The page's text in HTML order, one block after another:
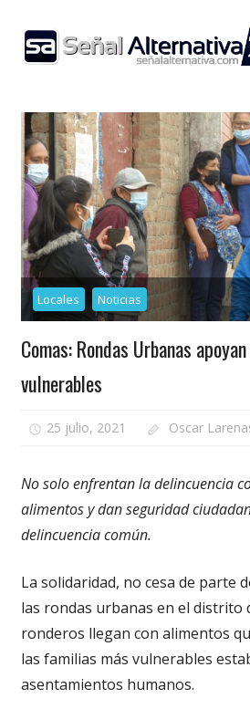
content
Locales Noticias
Comas: Rondas Urbanas
vulnerables
25 julio, 2021 Oscar
No solo enfrentan la delincuencia
alimentos y dan seguridad
delincuencia común.
La solidaridad, no cesa de parte
las rondas urbanas en el distrito
ronderos llegan con alimentos
las familias más vulnerables
asentamientos humanos.